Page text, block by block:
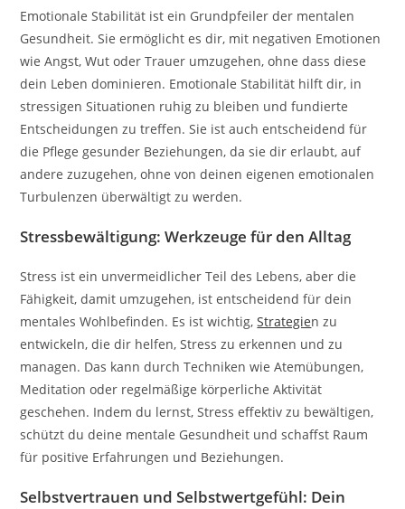
Emotionale Stabilität ist ein Grundpfeiler der mentalen
Gesundheit. Sie ermöglicht es dir, mit negativen Emotionen
wie Angst, Wut oder Trauer umzugehen, ohne dass diese
dein Leben dominieren. Emotionale Stabilität hilft dir, in
stressigen Situationen ruhig zu bleiben und fundierte
Entscheidungen zu treffen. Sie ist auch entscheidend für
die Pflege gesunder Beziehungen, da sie dir erlaubt, auf
andere zuzugehen, ohne von deinen eigenen emotionalen
Turbulenzen überwältigt zu werden.
Stressbewältigung: Werkzeuge für den Alltag
Stress ist ein unvermeidlicher Teil des Lebens, aber die
Fähigkeit, damit umzugehen, ist entscheidend für dein
mentales Wohlbefinden. Es ist wichtig,Strategien zu
entwickeln, die dir helfen, Stress zu erkennen und zu
managen. Das kann durch Techniken wie Atemübungen,
Meditation oder regelmäßige körperliche Aktivität
geschehen. Indem du lernst, Stress effektiv zu bewältigen,
schützt du deine mentale Gesundheit und schaffst Raum
für positive Erfahrungen und Beziehungen.
Selbstvertrauen und Selbstwertgefühl: Dein